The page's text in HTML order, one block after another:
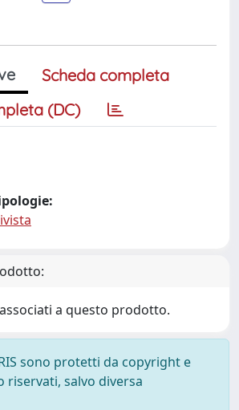
Scheda completa
(DC)
a questo prodotto.
sono protetti da copyright e
salvo diversa